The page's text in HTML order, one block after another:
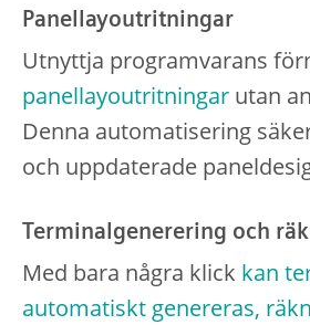
Panellayoutritningar
Utnyttja programvarans
panellayoutritningar utan
Denna automatisering
och uppdaterade
Terminalgenerering och
Med bara några klick kan
automatiskt genereras,